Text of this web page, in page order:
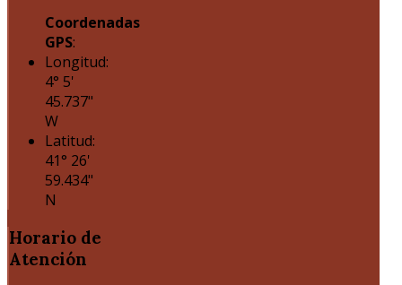
Coordenadas
GPS:
Longitud:
4° 5'
45.737"
W
Latitud:
41° 26'
59.434"
N
Horario de
Atención